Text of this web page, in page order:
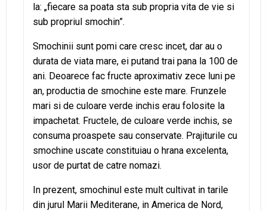
la: „fiecare sa poata sta sub propria vita de vie si
sub propriul smochin”.
Smochinii sunt pomi care cresc incet, dar au o
durata de viata mare, ei putand trai pana la 100 de
ani. Deoarece fac fructe aproximativ zece luni pe
an, productia de smochine este mare. Frunzele
mari si de culoare verde inchis erau folosite la
impachetat. Fructele, de culoare verde inchis, se
consuma proaspete sau conservate. Prajiturile cu
smochine uscate constituiau o hrana excelenta,
usor de purtat de catre nomazi.
In prezent, smochinul este mult cultivat in tarile
din jurul Marii Mediterane, in America de Nord,